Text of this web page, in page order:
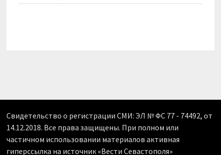
Свидетельство о регистрации СМИ: ЭЛ № ФС 77 - 74492, от
14.12.2018. Все права защищены. При полном или
частичном использовании материалов активная
гиперссылка на источник «Вести Севастополя»